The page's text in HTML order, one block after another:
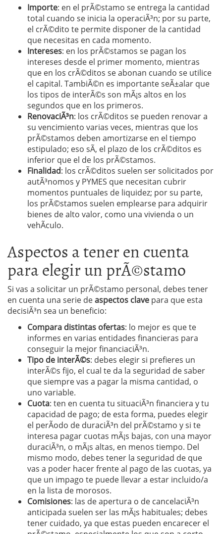
Importe: en el prÃ©stamo se entrega la cantidad
total cuando se inicia la operaciÃ³n; por su parte,
el crÃ©dito te permite disponer de la cantidad
que necesitas en cada momento.
Intereses: en los prÃ©stamos se pagan los
intereses desde el primer momento, mientras
que en los crÃ©ditos se abonan cuando se utilice
el capital. TambiÃ©n es importante seÃ±alar que
los tipos de interÃ©s son mÃ¡s altos en los
segundos que en los primeros.
RenovaciÃ³n: los crÃ©ditos se pueden renovar a
su vencimiento varias veces, mientras que los
prÃ©stamos deben amortizarse en el tiempo
estipulado; eso sÃ­, el plazo de los crÃ©ditos es
inferior que el de los prÃ©stamos.
Finalidad: los crÃ©ditos suelen ser solicitados por
autÃ³nomos y PYMES que necesitan cubrir
momentos puntuales de liquidez; por su parte,
los prÃ©stamos suelen emplearse para adquirir
bienes de alto valor, como una vivienda o un
vehÃ­culo.
Aspectos a tener en cuenta
para elegir un prÃ©stamo
Si vas a solicitar un prÃ©stamo personal, debes tener
en cuenta una serie deaspectos clave para que esta
decisiÃ³n sea un beneficio:
Compara distintas ofertas: lo mejor es que te
informes en varias entidades financieras para
conseguir la mejor financiaciÃ³n.
Tipo de interÃ©s: debes elegir si prefieres un
interÃ©s fijo, el cual te da la seguridad de saber
que siempre vas a pagar la misma cantidad, o
uno variable.
Cuota: ten en cuenta tu situaciÃ³n financiera y tu
capacidad de pago; de esta forma, puedes elegir
el perÃ­odo de duraciÃ³n del prÃ©stamo y si te
interesa pagar cuotas mÃ¡s bajas, con una mayor
duraciÃ³n, o mÃ¡s altas, en menos tiempo. Del
mismo modo, debes tener la seguridad de que
vas a poder hacer frente al pago de las cuotas, ya
que un impago te puede llevar a estar incluido/a
en la lista de morosos.
Comisiones: las de apertura o de cancelaciÃ³n
anticipada suelen ser las mÃ¡s habituales; debes
tener cuidado, ya que estas pueden encarecer el